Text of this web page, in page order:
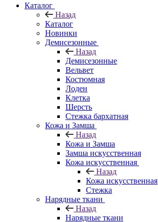
Каталог
Назад
Каталог
Новинки
Демисезонные
Назад
Демисезонные
Вельвет
Костюмная
Лоден
Клетка
Шерсть
Стежка бархатная
Кожа и Замша
Назад
Кожа и Замша
Замша искусственная
Кожа искусственная
Назад
Кожа искусственная
Стежка
Нарядные ткани
Назад
Нарядные ткани